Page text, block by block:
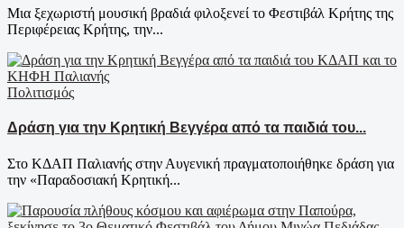
Μια ξεχωριστή μουσική βραδιά φιλοξενεί το Φεστιβάλ Κρήτης της
Περιφέρειας Κρήτης, την...
Πολιτισμός
Δράση για την Κρητική Βεγγέρα από τα παιδιά του...
Στο ΚΔΑΠ Παλιανής στην Αυγενική πραγματοποιήθηκε δράση για
την «Παραδοσιακή Κρητική...